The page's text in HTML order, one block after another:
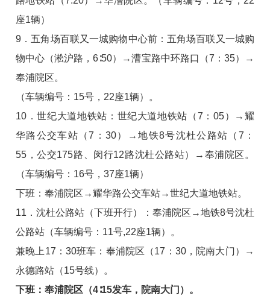
座1辆）
9．五角场百联又一城购物中心前：五角场百联又一城购
物中心（淞沪路，6∶50）→漕宝路中环路口（7：35）→
奉浦院区。
（车辆编号：15号，22座1辆）。
10．世纪大道地铁站：世纪大道地铁站（7：05）→耀
华路公交车站（7：30）→地铁8号沈杜公路站（7：
55，公交175路、闵行12路沈杜公路站）→奉浦院区。
（车辆编号：16号，37座1辆）
下班：奉浦院区→耀华路公交车站→世纪大道地铁站。
11．沈杜公路站（下班开行）：奉浦院区→地铁8号沈杜
公路站（车辆编号：11号,22座1辆）。
兼晚上17：30班车：奉浦院区（17：30，院南大门）→
永德路站（15号线）。
下班：奉浦院区（4∶15发车，院南大门）。